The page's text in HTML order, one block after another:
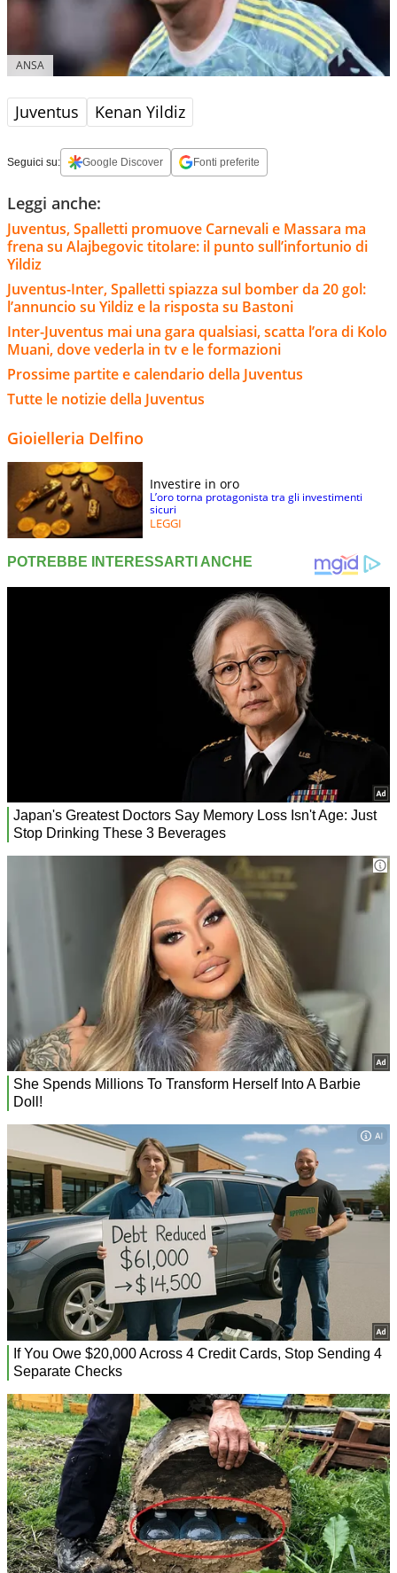
ANSA
Juventus Kenan Yildiz
Seguici su: Google Discover Fonti preferite
Leggi anche:
Juventus, Spalletti promuove Carnevali e Massara ma
frena su Alajbegovic titolare: il punto sull’infortunio di
Yildiz
Juventus-Inter, Spalletti spiazza sul bomber da 20 gol:
l’annuncio su Yildiz e la risposta su Bastoni
Inter-Juventus mai una gara qualsiasi, scatta l’ora di Kolo
Muani, dove vederla in tv e le formazioni
Prossime partite e calendario della Juventus
Tutte le notizie della Juventus
Gioielleria Delfino
Investire in oro
L’oro torna protagonista tra gli investimenti
sicuri
LEGGI